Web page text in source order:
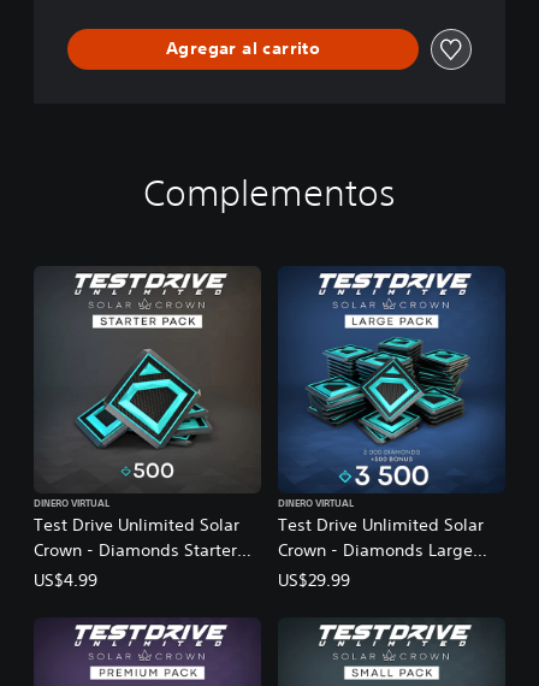
Agregar al carrito
Complementos
Test Drive Unlimited Solar
Crown - Diamonds Starter
Pack
DINERO VIRTUAL
US$4.99
Test Drive Unlimited Solar
Crown - Diamonds Large
Pack
DINERO VIRTUAL
US$29.99